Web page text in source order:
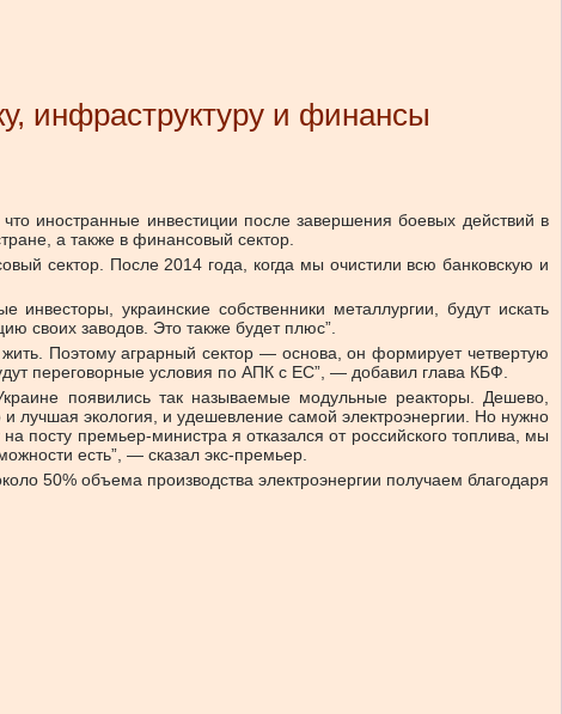
инфраструктуру и финансы
иностранные инвестиции после завершения боевых действий в
а также в финансовый сектор.
сектор. После 2014 года, когда мы очистили всю банковскую и
украинские собственники металлургии, будут искать
своих заводов. Это также будет плюс”.
Поэтому аграрный сектор — основа, он формирует четвертую
переговорные условия по АПК с ЕС”, — добавил глава КБФ.
появились так называемые модульные реакторы. Дешево,
лучшая экология, и удешевление самой электроэнергии. Но нужно
посту премьер-министра я отказался от российского топлива, мы
есть”, — сказал экс-премьер.
50% объема производства электроэнергии получаем благодаря